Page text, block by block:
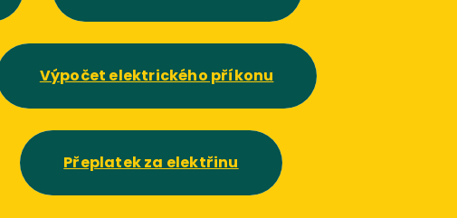
Výpočet elektrického příkonu
Přeplatek za elektřinu